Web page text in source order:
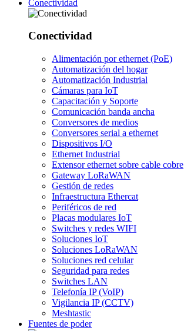
Conectividad
Conectividad
Alimentación por ethernet (PoE)
Automatización del hogar
Automatización Industrial
Cámaras para IoT
Capacitación y Soporte
Comunicación banda ancha
Conversores de medios
Conversores serial a ethernet
Dispositivos I/O
Ethernet Industrial
Extensor ethernet sobre cable cobre
Gateway LoRaWAN
Gestión de redes
Infraestructura Ethercat
Periféricos de red
Placas modulares IoT
Switches y redes WIFI
Soluciones IoT
Soluciones LoRaWAN
Soluciones red celular
Seguridad para redes
Switches LAN
Telefonía IP (VoIP)
Vigilancia IP (CCTV)
Meshtastic
Fuentes de poder